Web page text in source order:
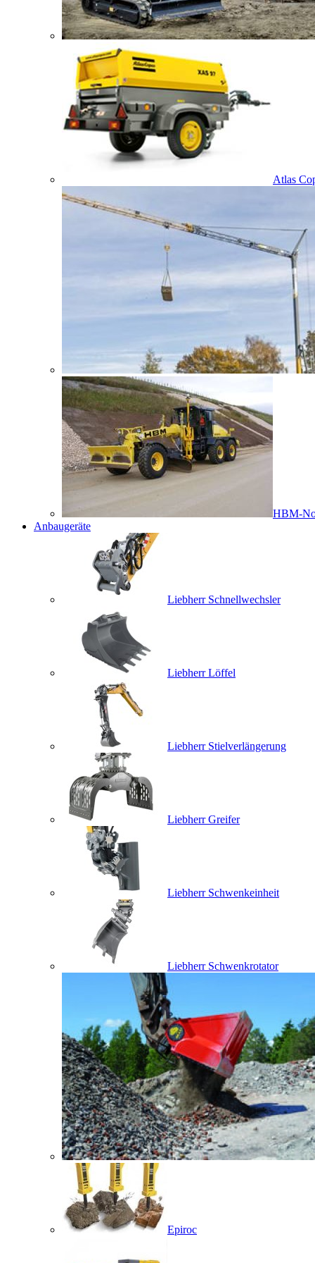
Atlas
HBM-
Anbaugeräte
Liebherr Schnellwechsler
Liebherr Löffel
Liebherr Stielverlängerung
Liebherr Greifer
Liebherr Schwenkeinheit
Liebherr Schwenkrotator
Epiroc